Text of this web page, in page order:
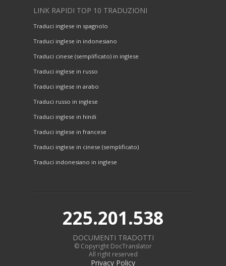
LINK RAPIDI TOP 10 TRADUZIONI
Traduci inglese in spagnolo
Traduci inglese in indonesiano
Traduci cinese (semplificato) in inglese
Traduci inglese in russo
Traduci inglese in arabo
Traduci russo in inglese
Traduci inglese in hindi
Traduci inglese in francese
Traduci inglese in cinese (semplificato)
Traduci indonesiano in inglese
225.201.538
DOCUMENTI TRADOTTI
© Copyright DocTranslator
All right reserved
Privacy Policy